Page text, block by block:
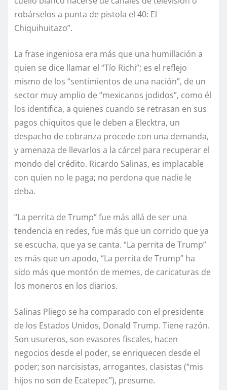
robárselos a punta de pistola el 40: El
Chiquihuitazo”.
La frase ingeniosa era más que una humillación a
quien se dice llamar el “Tío Richi”; es el reflejo
mismo de los “sentimientos de una nación”, de un
sector muy amplio de “mexicanos jodidos”, como él
los identifica, a quienes cuando se retrasan en sus
pagos chiquitos que le deben a Elecktra, un
despacho de cobranza procede con una demanda,
y amenaza de llevarlos a la cárcel para recuperar el
mondo del crédito. Ricardo Salinas, es implacable
con quien no le paga; no perdona que nadie le
deba.
“La perrita de Trump” fue más allá de ser una
tendencia en redes, fue más que un corrido que ya
se escucha, que ya se canta. “La perrita de Trump”
es más que un apodo, “La perrita de Trump” ha
sido más que montón de memes, de caricaturas de
los moneros en los diarios.
Salinas Pliego se ha comparado con el presidente
de los Estados Unidos, Donald Trump. Tiene razón.
Son usureros, son evasores fiscales, hacen
negocios desde el poder, se enriquecen desde el
poder; son narcisistas, arrogantes, clasistas (“mis
hijos no son de Ecatepec”), presume.